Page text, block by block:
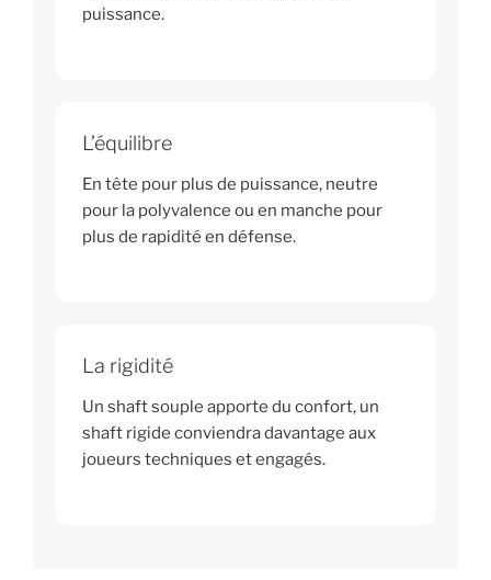
puissance.
L’équilibre
En tête pour plus de puissance, neutre
pour la polyvalence ou en manche pour
plus de rapidité en défense.
La rigidité
Un shaft souple apporte du confort, un
shaft rigide conviendra davantage aux
joueurs techniques et engagés.